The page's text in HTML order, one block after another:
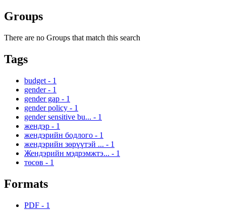
Groups
There are no Groups that match this search
Tags
budget - 1
gender - 1
gender gap - 1
gender policy - 1
gender sensitive bu... - 1
жендэр - 1
жендэрийн бодлого - 1
жендэрийн зөрүүтэй ... - 1
Жендэрийн мэдрэмжтэ... - 1
төсөв - 1
Formats
PDF - 1